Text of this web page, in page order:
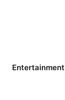
Entertainment